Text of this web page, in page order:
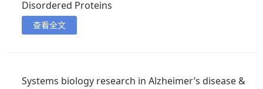
Disordered Proteins
查看全文
Systems biology research in Alzheimer’s disease &